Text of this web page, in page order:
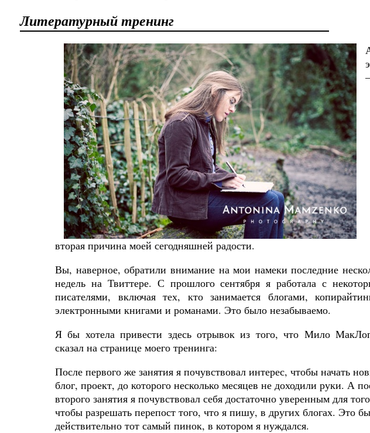
Литературный тренинг
вторая причина моей сегодняшней радости.
Вы, наверное, обратили внимание на мои намеки последние
недель на Твиттере. С прошлого сентября я работала с
писателями, включая тех, кто занимается блогами,
электронными книгами и романами. Это было незабываемо.
Я бы хотела привести здесь отрывок из того, что Мило
сказал на странице моего тренинга:
После первого же занятия я почувствовал интерес, чтобы начать
блог, проект, до которого несколько месяцев не доходили руки. А
второго занятия я почувствовал себя достаточно уверенным для
чтобы разрешать перепост того, что я пишу, в других блогах. Это
действительно тот самый пинок, в котором я нуждался.